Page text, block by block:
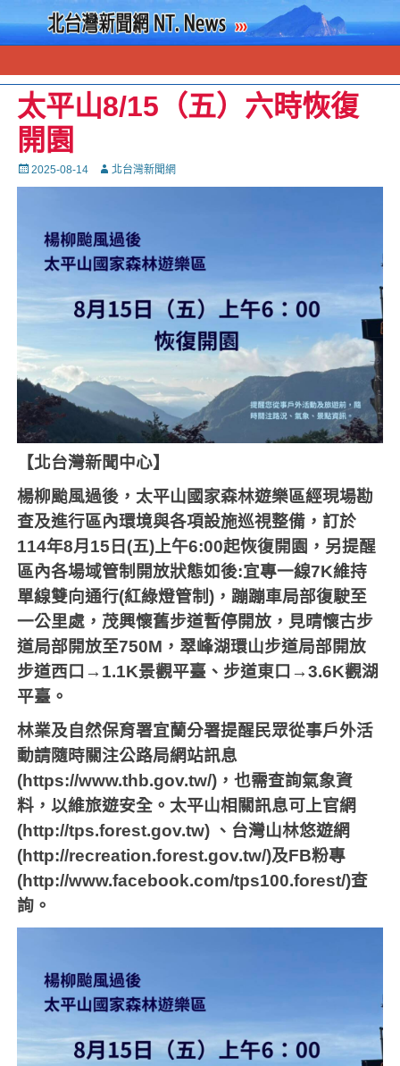
太平山8/15（五）六時恢復
開園
Posted
on
2025-08-14 Autor北台灣新聞網
【北台灣新聞中心】
楊柳颱風過後，太平山國家森林遊樂區經現場勘
查及進行區內環境與各項設施巡視整備，訂於
114年8月 15 日 (五)上午6:00起恢復開園，另提醒
區內各場域管制開放狀態如後:宜專一線7K維持
單線雙向通行(紅綠燈管制) ，蹦蹦車局部復駛至
一公里處，茂興懷舊步道暫停開放，見晴懷古步
道局部開放至750M ，翠峰湖環山步道局部開放
步道西口→ 1.1K景觀平臺、步道東口→3.6K觀湖
平臺。
林業及自然保育署宜蘭分署提醒民眾從事戶外活
動請隨時關注公路局網站訊息
(https://www.thb.gov.tw/) ，也需查詢氣象資
料，以維旅遊安全。太平山相關訊息可上官網
(http://tps.forest.gov.tw) 、台灣山林悠遊網
(http://recreation.forest.gov.tw/)及FB粉專
(http://www.facebook.com/tps100.forest/)查
詢。